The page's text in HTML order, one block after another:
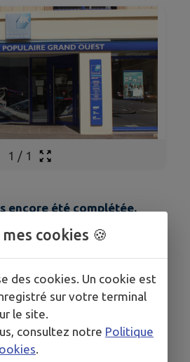
1 / 1
encore été complétée.
cookies 🍪
des cookies. Un cookie est
sur votre terminal
le site.
consultez notre Politique